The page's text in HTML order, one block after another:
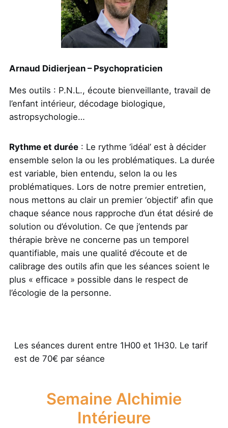
Arnaud Didierjean – Psychopraticien
Mes outils : P.N.L., écoute bienveillante, travail de
l’enfant intérieur, décodage biologique,
astropsychologie…
Rythme et durée : Le rythme ‘idéal’ est à décider
ensemble selon la ou les problématiques. La durée
est variable, bien entendu, selon la ou les
problématiques. Lors de notre premier entretien,
nous mettons au clair un premier ‘objectif’ afin que
chaque séance nous rapproche d’un état désiré de
solution ou d’évolution. Ce que j’entends par
thérapie brève ne concerne pas un temporel
quantifiable, mais une qualité d’écoute et de
calibrage des outils afin que les séances soient le
plus « efficace » possible dans le respect de
l’écologie de la personne.
Les séances durent entre 1H00 et 1H30. Le tarif
est de 70€ par séance
Semaine Alchimie
Intérieure